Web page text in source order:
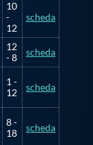
10
-
12
scheda
12
- 8
scheda
1 -
12
scheda
8 -
18
scheda